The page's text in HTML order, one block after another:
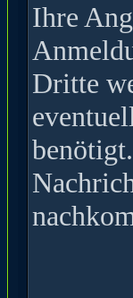
Ihre
Dritte